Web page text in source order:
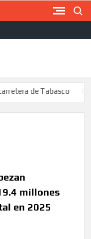
de Tabasco Colombia
millones
en 2025